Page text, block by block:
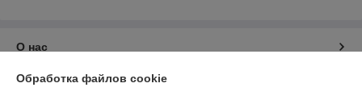
О нас
Контакты
Обработка файлов cookie